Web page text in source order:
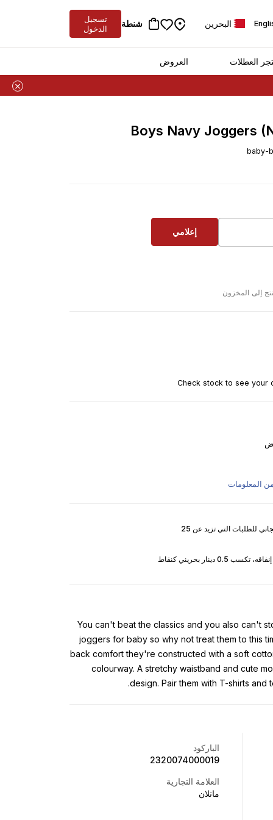
البحرين شنطة
تسجيل
الدخول
العطلات العروض
Boys Navy Joggers
baby-
إعلامي
إلى المخزون
Check stock to see your
المعلومات
You can't beat the classics and you also can't
joggers for baby so why not treat them to this
back comfort they're constructed with a soft
colourway. A stretchy waistband and cute
design. Pair them with T-shirts and
الباركود
2320074000019
العلامة التجارية
ماتلان